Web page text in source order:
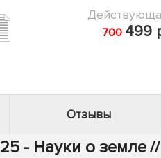
700 499
Отзывы
25 - Науки о земле//